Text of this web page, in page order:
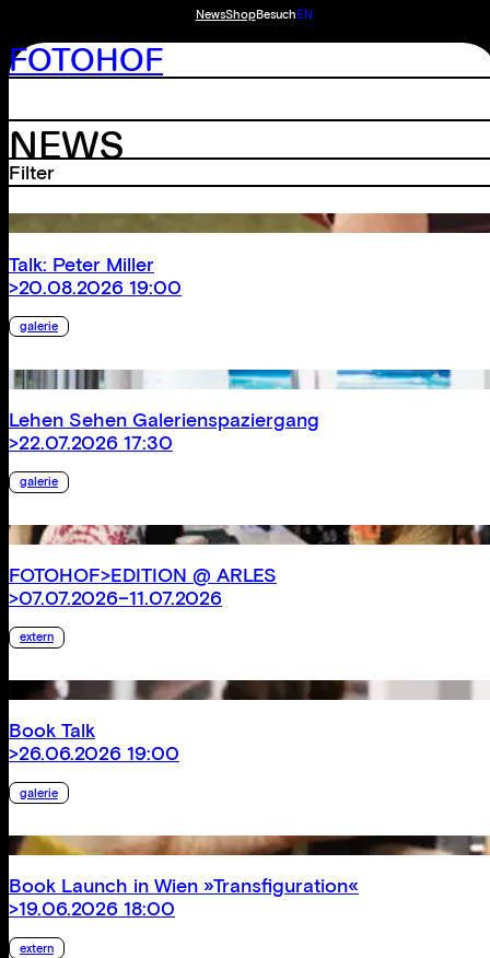
NewsShopBesuchEN
FOTOHOF
NEWS
Filter
Talk: Peter Miller
>20.08.2026 19:00
galerie
Lehen Sehen Galerienspaziergang
>22.07.2026 17:30
galerie
FOTOHOF>EDITION @ ARLES
>07.07.2026–11.07.2026
extern
Book Talk
>26.06.2026 19:00
galerie
Book Launch in Wien »Transfiguration«
>19.06.2026 18:00
extern